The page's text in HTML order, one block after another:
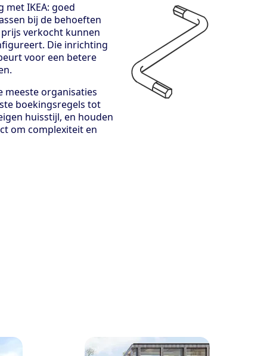
met IKEA: goed
bij de behoeften
verkocht kunnen
Die inrichting
voor een betere
meeste organisaties
boekingsregels tot
huisstijl, en houden
om complexiteit en